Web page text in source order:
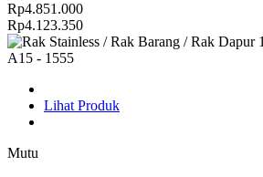
Rp4.851.000
Rp4.123.350
Lihat Produk
Mutu